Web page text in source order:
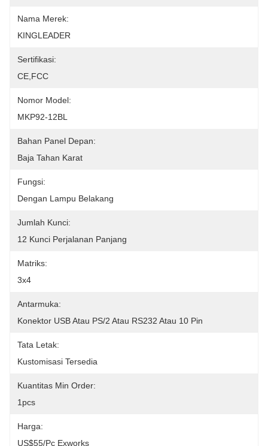
Nama Merek:
KINGLEADER
Sertifikasi:
CE,FCC
Nomor Model:
MKP92-12BL
Bahan Panel Depan:
Baja Tahan Karat
Fungsi:
Dengan Lampu Belakang
Jumlah Kunci:
12 Kunci Perjalanan Panjang
Matriks:
3x4
Antarmuka:
Konektor USB Atau PS/2 Atau RS232 Atau 10 Pin
Tata Letak:
Kustomisasi Tersedia
Kuantitas Min Order:
1pcs
Harga:
US$55/pc Exworks